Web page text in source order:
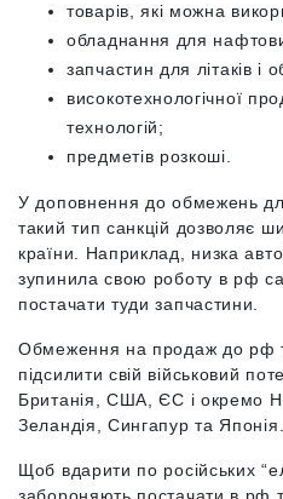
товарів, які можна
обладнання для
запчастин для літаків і
високотехнологічної
технологій;
предметів розкоші.
У доповнення до обмежень
такий тип санкцій дозволяє
країни. Наприклад, низка
зупинила свою роботу в рф
постачати туди запчастини.
Обмеження на продаж до рф
підсилити свій військовий
Британія, США, ЄС і окремо
Зеландія, Сингапур та Японія.
Щоб вдарити по російських